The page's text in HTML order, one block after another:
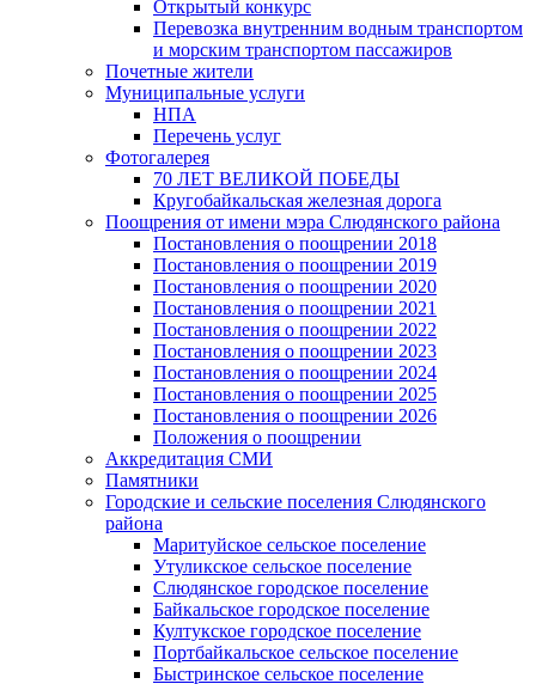
Открытый конкурс
Перевозка внутренним водным транспортом
и морским транспортом пассажиров
Почетные жители
Муниципальные услуги
НПА
Перечень услуг
Фотогалерея
70 ЛЕТ ВЕЛИКОЙ ПОБЕДЫ
Кругобайкальская железная дорога
Поощрения от имени мэра Слюдянского района
Постановления о поощрении 2018
Постановления о поощрении 2019
Постановления о поощрении 2020
Постановления о поощрении 2021
Постановления о поощрении 2022
Постановления о поощрении 2023
Постановления о поощрении 2024
Постановления о поощрении 2025
Постановления о поощрении 2026
Положения о поощрении
Аккредитация СМИ
Памятники
Городские и сельские поселения Слюдянского
района
Маритуйское сельское поселение
Утуликское сельское поселение
Слюдянское городское поселение
Байкальское городское поселение
Култукское городское поселение
Портбайкальское сельское поселение
Быстринское сельское поселение